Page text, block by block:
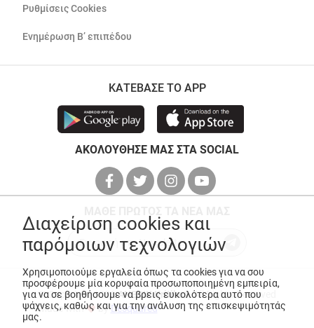
Ρυθμίσεις Cookies
Ενημέρωση Β’ επιπέδου
ΚΑΤΕΒΑΣΕ ΤΟ APP
ΑΚΟΛΟΥΘΗΣΕ ΜΑΣ ΣΤΑ SOCIAL
© Copyright 2026ANEDIK Kritikos. All Rights Reserved
Made with
byDesquared
Διαχείριση cookies και
παρόμοιων τεχνολογιών
Χρησιμοποιούμε εργαλεία όπως τα cookies για να σου
προσφέρουμε μία κορυφαία προσωποποιημένη εμπειρία,
για να σε βοηθήσουμε να βρεις ευκολότερα αυτό που
ψάχνεις, καθώς και για την ανάλυση της επισκεψιμότητάς
μας.